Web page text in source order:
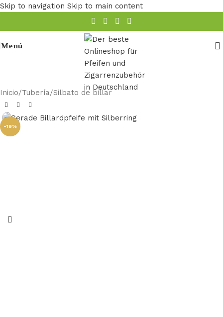
Skip to navigation Skip to main content
Menú
Inicio/Tubería/Silbato de billar
-19%